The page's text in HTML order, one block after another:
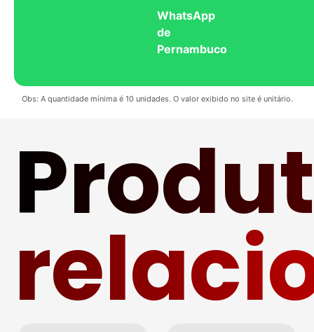
WhatsApp
de
Pernambuco
Obs: A quantidade mínima é 10 unidades. O valor exibido no site é unitário.